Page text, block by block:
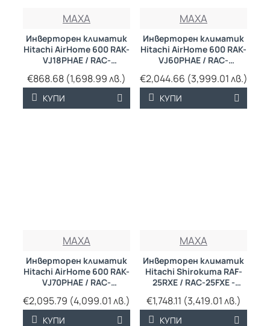
MAXA
Инверторен климатик
Hitachi AirHome 600 RAK-
VJ18PHAE / RAC-
VJ18PHAE
€868.68 (1,698.99 лв.)
КУПИ
MAXA
Инверторен климатик
Hitachi AirHome 600 RAK-
VJ60PHAE / RAC-
VJ60PHAE
€2,044.66 (3,999.01 лв.)
КУПИ
MAXA
Инверторен климатик
Hitachi AirHome 600 RAK-
VJ70PHAE / RAC-
VJ70PHAE
€2,095.79 (4,099.01 лв.)
КУПИ
MAXA
Инверторен климатик
Hitachi Shirokuma RAF-
25RXE / RAC-25FXE -
подов тип
€1,748.11 (3,419.01 лв.)
КУПИ